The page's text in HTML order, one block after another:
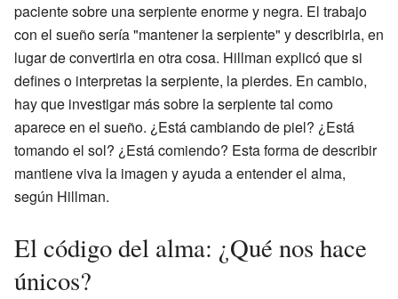
paciente sobre una serpiente enorme y negra. El trabajo
con el sueño sería "mantener la serpiente" y describirla, en
lugar de convertirla en otra cosa. Hillman explicó que si
defines o interpretas la serpiente, la pierdes. En cambio,
hay que investigar más sobre la serpiente tal como
aparece en el sueño. ¿Está cambiando de piel? ¿Está
tomando el sol? ¿Está comiendo? Esta forma de describir
mantiene viva la imagen y ayuda a entender el alma,
según Hillman.
El código del alma: ¿Qué nos hace
únicos?